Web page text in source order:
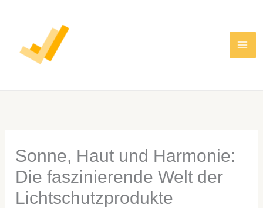
springen
Sonne, Haut und Harmonie:
Die faszinierende Welt der
Lichtschutzprodukte